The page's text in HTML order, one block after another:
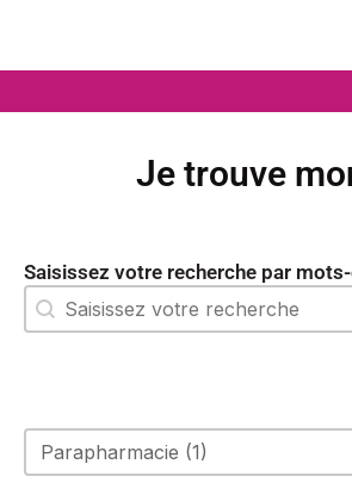
Je trouve
Saisissez votre recherche par
Recherche-2
Rechercher
Par étiquette
Sélectionnez le contenu